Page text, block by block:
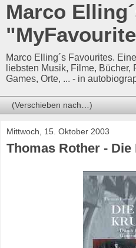
Marco
Marco Elling´s Favourites.
liebsten Musik, Filme, Bücher,
Games, Orte, ... - in
Mittwoch, 15. Oktober 2003
Thomas Rother -